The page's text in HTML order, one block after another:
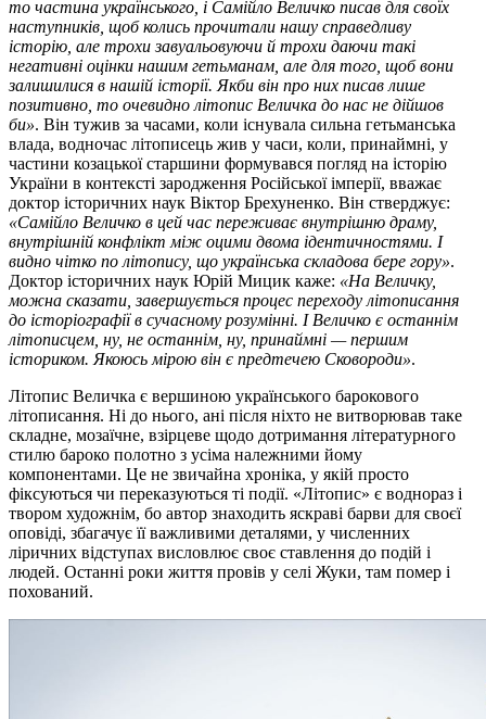
то частина українського, і Самійло Величко писав для своїх
наступників, щоб колись прочитали нашу справедливу
історію, але трохи завуальовуючи й трохи даючи такі
негативні оцінки нашим гетьманам, але для того, щоб вони
залишилися в нашій історії. Якби він про них писав лише
позитивно, то очевидно літопис Величка до нас не дійшов
би». Він тужив за часами, коли існувала сильна гетьманська
влада, водночас літописець жив у часи, коли, принаймні, у
частини козацької старшини формувався погляд на історію
України в контексті зародження Російської імперії, вважає
доктор історичних наук Віктор Брехуненко. Він стверджує:
«Самійло Величко в цей час переживає внутрішню драму,
внутрішній конфлікт між оцими двома ідентичностями. І
видно чітко по літопису, що українська складова бере гору».
Доктор історичних наук Юрій Мицик каже: «На Величку,
можна сказати, завершується процес переходу літописання
до історіографії в сучасному розумінні. І Величко є останнім
літописцем, ну, не останнім, ну, принаймні — першим
істориком. Якоюсь мірою він є предтечею Сковороди».
Літопис Величка є вершиною українського барокового
літописання. Ні до нього, ані після ніхто не витворював таке
складне, мозаїчне, взірцеве щодо дотримання літературного
стилю бароко полотно з усіма належними йому
компонентами. Це не звичайна хроніка, у якій просто
фіксуються чи переказуються ті події. «Літопис» є воднораз і
твором художнім, бо автор знаходить яскраві барви для своєї
оповіді, збагачує її важливими деталями, у численних
ліричних відступах висловлює своє ставлення до подій і
людей. Останні роки життя провів у селі Жуки, там помер і
похований.